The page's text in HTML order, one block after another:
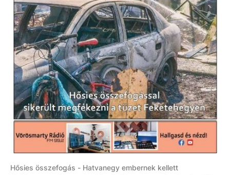
Hősies összefogás - Hatvanegy embernek kellett